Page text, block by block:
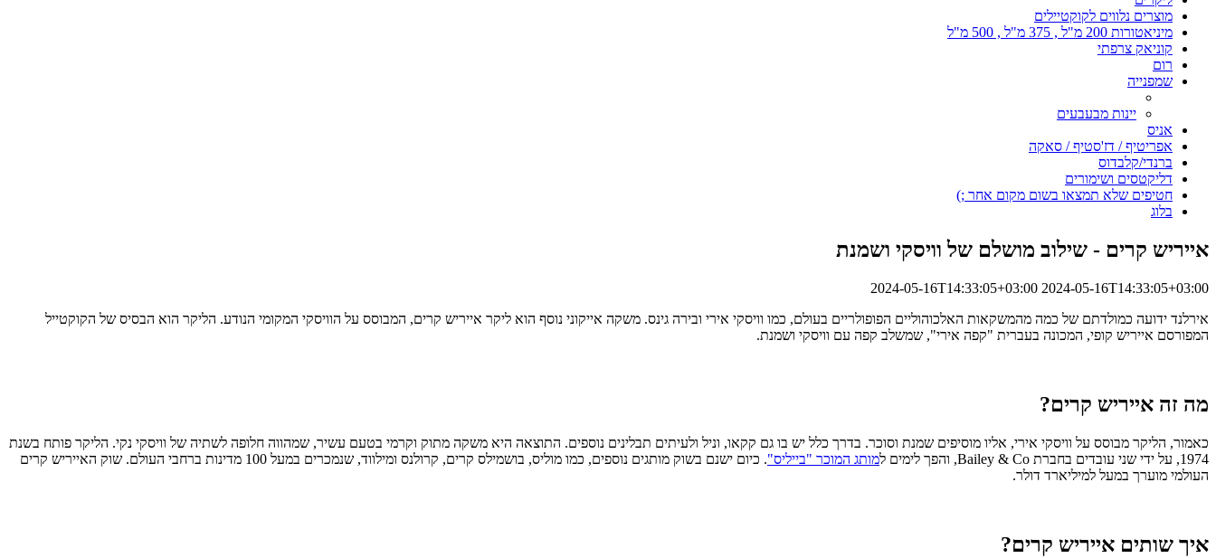
מוצרים נלווים לקוקטיילים
מיניאטורות 200 מ"ל , 375 מ"ל , 500 מ"ל
קוניאק צרפתי
רום
שמפנייה
יינות מבעבעים
אניס
אפריטיף / דז'סטיף / סאקה
ברנדי/קלבדוס
דליקטסים ושימורים
חטיפים שלא תמצאו בשום מקום אחר ;)
בלוג
אייריש קרים - שילוב מושלם של וויסקי ושמנת
2024-05-16T14:33:05+03:00 2024-05-16T14:33:05+03:00
אירלנד ידועה כמולדתם של כמה מהמשקאות האלכוהוליים הפופולריים בעולם, כמו וויסקי אירי ובירה גינס. משקה אייקוני נוסף הוא ליקר אייריש קרים, המבוסס על הוויסקי המקומי הנודע. הליקר הוא הבסיס של הקוקטייל
המפורסם אייריש קופי, המכונה בעברית "קפה אירי", שמשלב קפה עם וויסקי ושמנת.
מה זה אייריש קרים?
כאמור, הליקר מבוסס על וויסקי אירי, אליו מוסיפים שמנת וסוכר. בדרך כלל יש בו גם קקאו, וניל ולעיתים תבלינים נוספים. התוצאה היא משקה מתוק וקרמי בטעם עשיר, שמהווה חלופה לשתיה של וויסקי נקי. הליקר פותח בשנת
1974, על ידי שני עובדים בחברת Bailey & Co, והפך לימים ל
מותג המוכר "בייליס"
. כיום ישנם בשוק מותגים נוספים, כמו מוליס, בושמילס קרים, קרולנס ומילווד, שנמכרים במעל 100 מדינות ברחבי העולם. שוק האייריש קרים
העולמי מוערך במעל למיליארד דולר.
איך שותים אייריש קרים?